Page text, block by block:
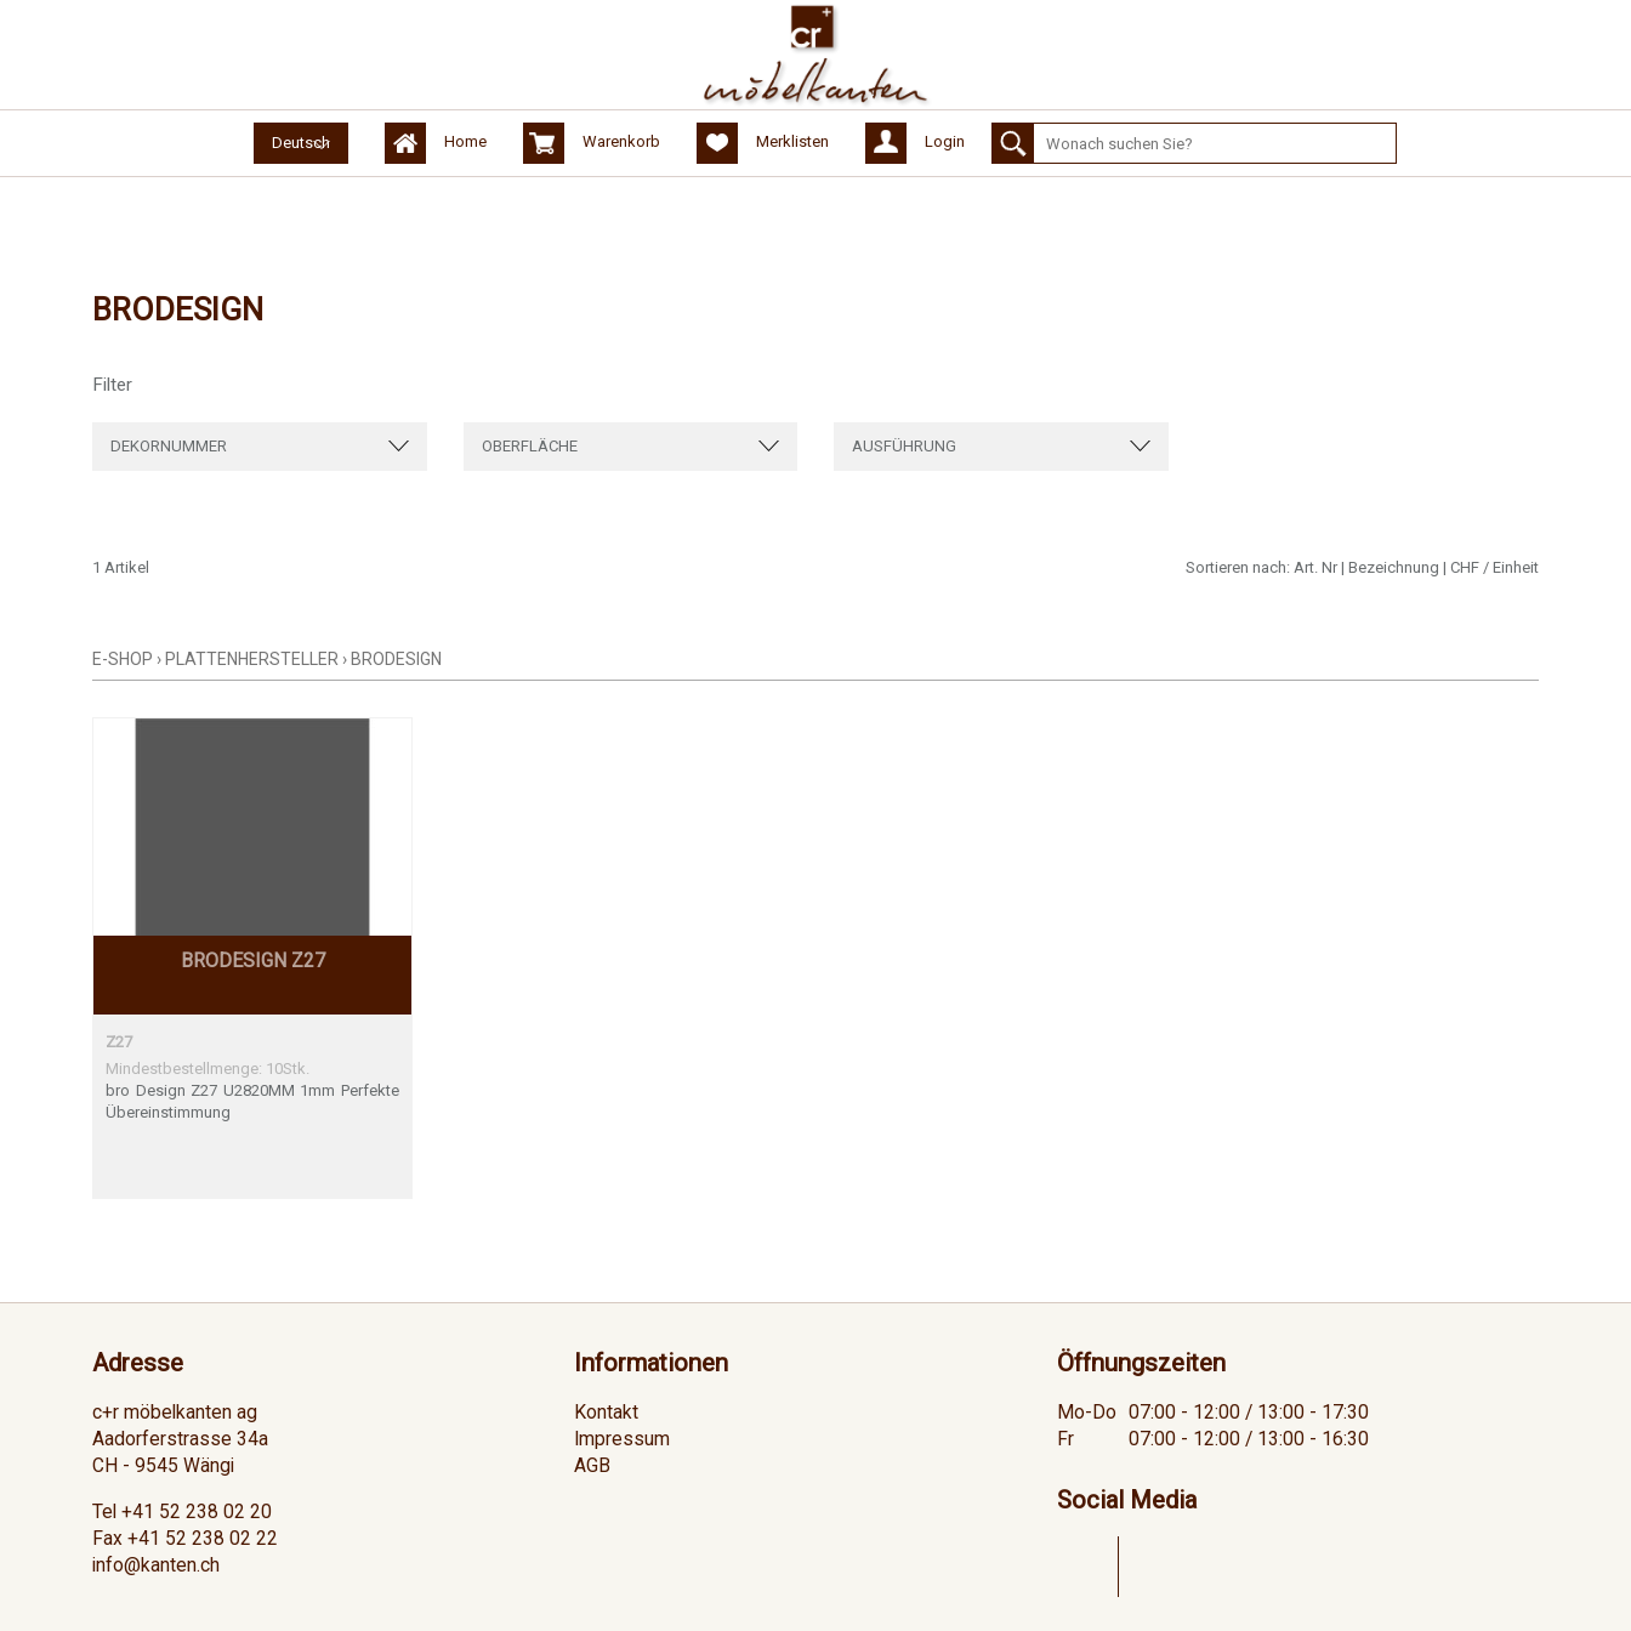
Deutsch Home Warenkorb Merklisten Login
BRODESIGN
Filter
DEKORNUMMER OBERFLÄCHE AUSFÜHRUNG
Sortieren nach: Art. Nr | Bezeichnung | CHF / Einheit
1 Artikel
E-SHOP › PLATTENHERSTELLER › BRODESIGN
BRODESIGN Z27
Z27
Mindestbestellmenge: 10Stk.
bro Design Z27 U2820MM 1mm Perfekte
Übereinstimmung
Adresse
c+r möbelkanten ag
Aadorferstrasse 34a
CH - 9545 Wängi
Tel +41 52 238 02 20
Fax +41 52 238 02 22
info@kanten.ch
Informationen
Kontakt
Impressum
AGB
Öffnungszeiten
Mo-Do
07:00 - 12:00 / 13:00 - 17:30
Fr
07:00 - 12:00 / 13:00 - 16:30
Social Media